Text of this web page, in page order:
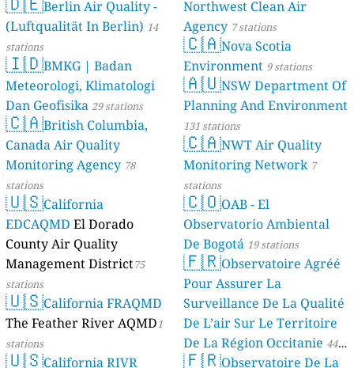
Verbraucherschutz) - LfU
46 stations
Berlin Air Quality -
(Luftqualität In Berlin) 14
stations
🇮🇩BMKG | Badan
Meteorologi, Klimatologi
Dan Geofisika 29 stations
🇨🇦British Columbia,
Canada Air Quality
Monitoring Agency 78
stations
🇺🇸California
EDCAQMD El Dorado
County Air Quality
Management District75
stations
🇺🇸California FRAQMD
The Feather River AQMD1
stations
🇺🇸California RIVR
Northwest Clean Air
Agency 7 stations
🇨🇦Nova Scotia
Environment 9 stations
🇦🇺NSW Department Of
Planning And Environment
131 stations
🇨🇦NWT Air Quality
Monitoring Network 7
stations
🇨🇴OAB - El
Observatorio Ambiental
De Bogotá 19 stations
🇫🇷Observatoire Agréé
Pour Assurer La
Surveillance De La Qualité
De L’air Sur Le Territoire
De La Région Occitanie 44
stations
🇫🇷Observatoire De La